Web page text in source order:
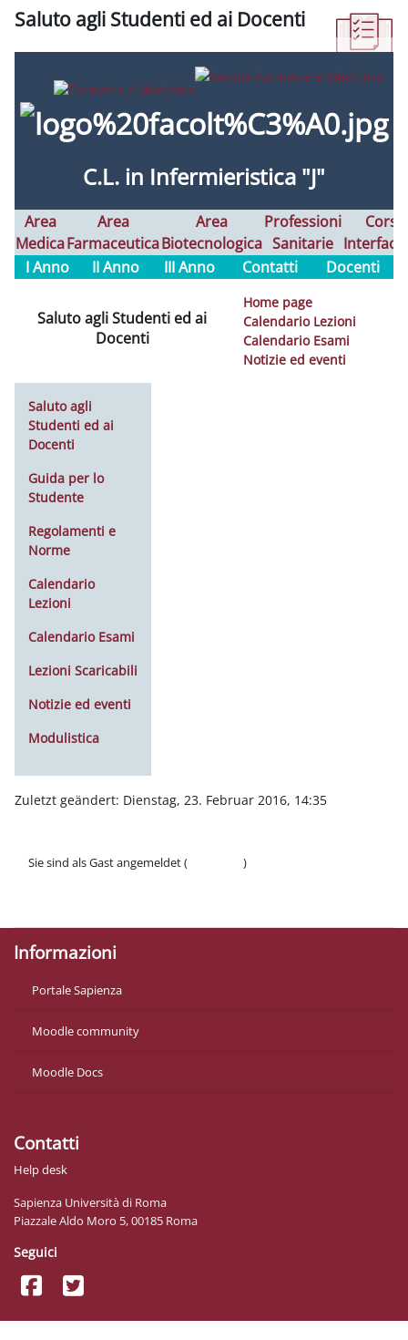
Saluto agli Studenti ed ai Docenti
C.L. in Infermieristica "J"
Area
Medica
Area
Farmaceutica
Area
Biotecnologica
Professioni
Sanitarie
Corsi
I Anno
II Anno III Anno Contatti Docenti
Saluto agli Studenti ed ai
Docenti
Home page
Calendario Lezioni
Calendario Esami
Notizie ed eventi
Saluto agli
Studenti ed ai
Docenti
Guida per lo
Studente
Regolamenti e
Norme
Calendario
Lezioni
Calendario Esami
Lezioni Scaricabili
Notizie ed eventi
Modulistica
Zuletzt geändert: Dienstag, 23. Februar 2016, 14:35
Sie sind als Gast angemeldet (
)
Informazioni
Portale Sapienza
Moodle community
Moodle Docs
Contatti
Help desk
Sapienza Università di Roma
Piazzale Aldo Moro 5, 00185 Roma
Seguici